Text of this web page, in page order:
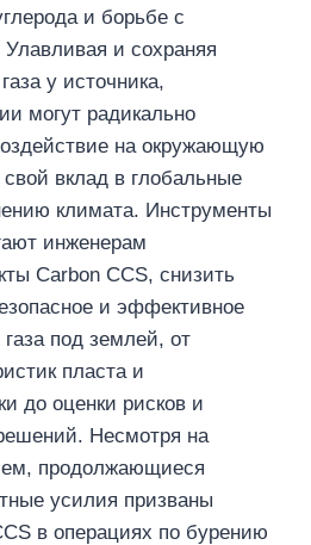
и борьбе с
и сохраняя
у источника,
могут радикально
на окружающую
вклад в глобальные
климата. Инструменты
инженерам
Carbon CCS, снизить
и эффективное
газа под землей, от
пласта и
до оценки рисков и
Несмотря на
продолжающиеся
усилия призваны
в операциях по бурению